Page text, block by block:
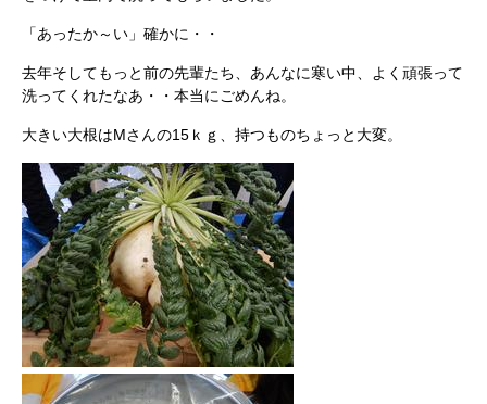
「あったか～い」確かに・・
去年そしてもっと前の先輩たち、あんなに寒い中、よく頑張って
洗ってくれたなあ・・本当にごめんね。
大きい大根はMさんの15ｋｇ、持つものちょっと大変。